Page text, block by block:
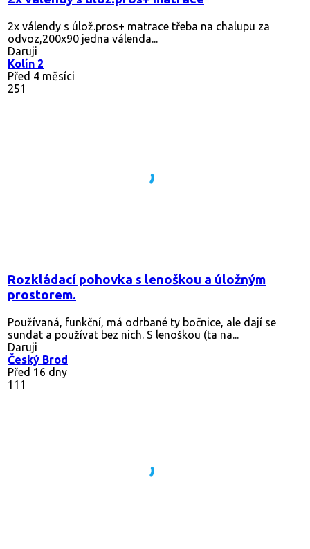
2x válendy s úlož.pros+ matrace třeba na chalupu za
odvoz,200x90 jedna válenda...
Daruji
Kolín 2
Před 4 měsíci
251
Rozkládací pohovka s lenoškou a úložným
prostorem.
Používaná, funkční, má odrbané ty bočnice, ale dají se
sundat a používat bez nich. S lenoškou (ta na...
Daruji
Český Brod
Před 16 dny
111